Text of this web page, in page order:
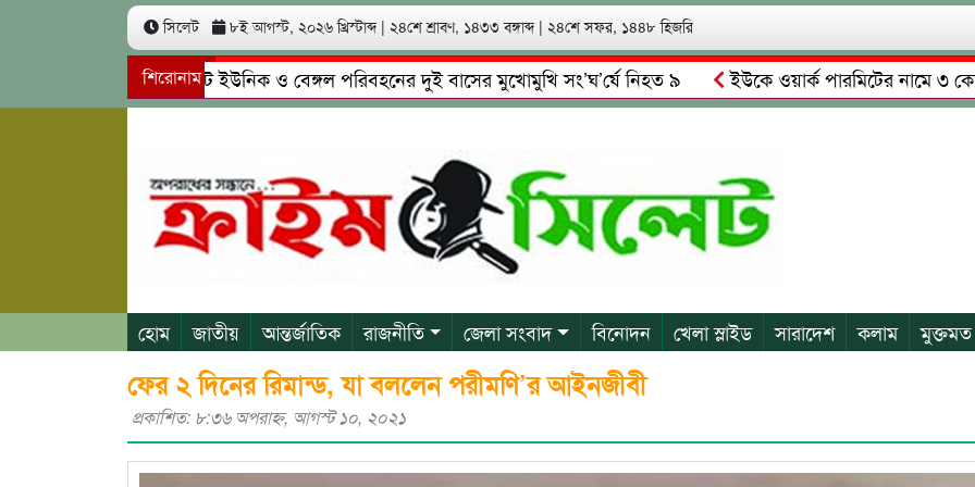
সিলেট ৮ই আগস্ট, ২০২৬ খ্রিস্টাব্দ | ২৪শে শ্রাবণ, ১৪৩৩ বঙ্গাব্দ | ২৪শে সফর, ১৪৪৮ হিজরি
শিরোনাম
সিলেটে ইউনিক ও বেঙ্গল পরিবহনের দুই বাসের মুখোমুখি সং’ঘ’র্ষে নিহত ৯ ইউকে ওয়ার্ক পারমিটের নামে ৩ কোটি ৬০
গোয়াইনঘাটে প্রেমের ফাঁদে তরুণী পাচার: মাদকাসক্ত রিমালকে গ্রেপ্তারের দাবি স্থানীয়দের
গোয়াইনঘাটে আলিম উদ্দিনের
হোম জাতীয় আন্তর্জাতিক রাজনীতি জেলা সংবাদ বিনোদন খেলা স্লাইড সারাদেশ কলাম মুক্তমত
ফের ২ দিনের রিমান্ড, যা বললেন পরীমণি’র আইনজীবী
প্রকাশিত: ৮:৩৬ অপরাহ্ণ, আগস্ট ১০, ২০২১